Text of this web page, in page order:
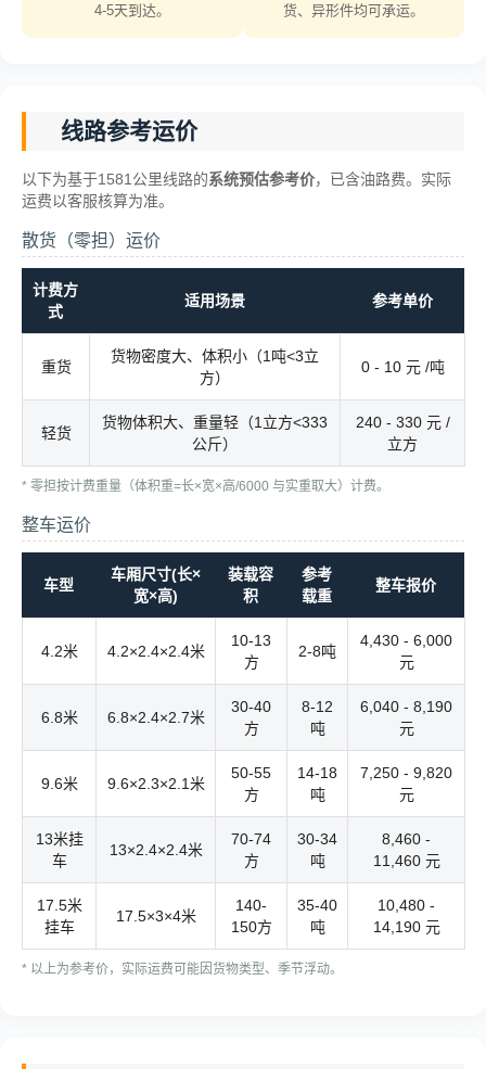
4-5天到达。
货、异形件均可承运。
线路参考运价
以下为基于1581公里线路的系统预估参考价，已含油路费。实际
运费以客服核算为准。
散货（零担）运价
计费方
式
适用场景 参考单价
重货
货物密度大、体积小（1吨<3立
方）
0 - 10 元 /吨
轻货
货物体积大、重量轻（1立方<333
公斤）
240 - 330 元 /
立方
* 零担按计费重量（体积重=长×宽×高/6000 与实重取大）计费。
整车运价
车型
车厢尺寸(长×
宽×高)
装载容
积
参考
载重
整车报价
4.2米 4.2×2.4×2.4米
10-13
方
2-8吨
4,430 - 6,000
元
6.8米 6.8×2.4×2.7米
30-40
方
8-12
吨
6,040 - 8,190
元
9.6米 9.6×2.3×2.1米
50-55
方
14-18
吨
7,250 - 9,820
元
13米挂
车
13×2.4×2.4米
70-74
方
30-34
吨
8,460 -
11,460 元
17.5米
挂车
17.5×3×4米
140-
150方
35-40
吨
10,480 -
14,190 元
* 以上为参考价，实际运费可能因货物类型、季节浮动。